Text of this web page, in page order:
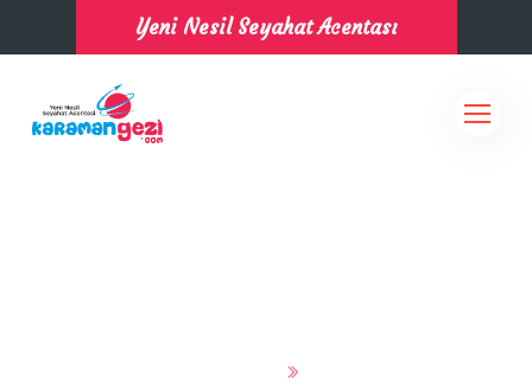
Yeni Nesil Seyahat Acentası